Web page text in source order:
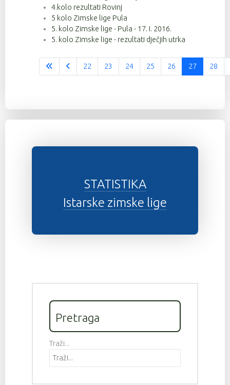
4.kolo rezultati Rovinj
5 kolo Zimske lige Pula
5. kolo Zimske lige - Pula - 17. I. 2016.
5. kolo Zimske lige - rezultati dječjih utrka
Stranica 27 od 37
22 23 24 25 26 27 28
STATISTIKA
Istarske zimske lige
Pretraga
Traži...